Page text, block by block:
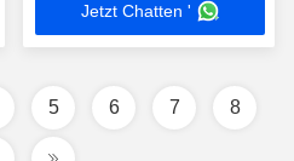
Kekse, Süßigkeiten zur
Kontaminationsprüfung
Jetzt Chatten '
5 6 7 8